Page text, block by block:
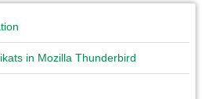
in Mozilla Thunderbird